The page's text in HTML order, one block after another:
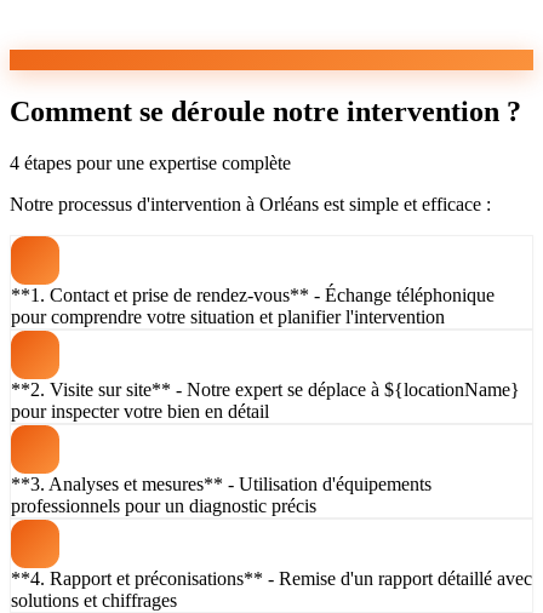
Comment se déroule notre intervention ?
4 étapes pour une expertise complète
Notre processus d'intervention à Orléans est simple et efficace :
**1. Contact et prise de rendez-vous** - Échange téléphonique
pour comprendre votre situation et planifier l'intervention
**2. Visite sur site** - Notre expert se déplace à ${locationName}
pour inspecter votre bien en détail
**3. Analyses et mesures** - Utilisation d'équipements
professionnels pour un diagnostic précis
**4. Rapport et préconisations** - Remise d'un rapport détaillé avec
solutions et chiffrages